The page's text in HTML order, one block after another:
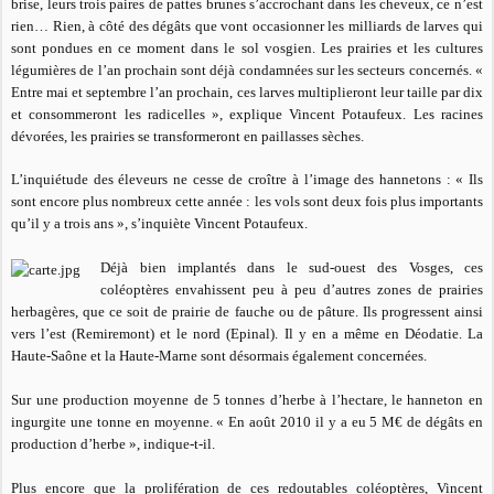
brise, leurs trois paires de pattes brunes s’accrochant dans les cheveux, ce n’est
rien… Rien, à côté des dégâts que vont occasionner les milliards de larves qui
sont pondues en ce moment dans le sol vosgien. Les prairies et les cultures
légumières de l’an prochain sont déjà condamnées sur les secteurs concernés. «
Entre mai et septembre l’an prochain, ces larves multiplieront leur taille par dix
et consommeront les radicelles », explique Vincent Potaufeux. Les racines
dévorées, les prairies se transformeront en paillasses sèches.
L’inquiétude des éleveurs ne cesse de croître à l’image des hannetons : « Ils
sont encore plus nombreux cette année : les vols sont deux fois plus importants
qu’il y a trois ans », s’inquiète Vincent Potaufeux.
Déjà bien implantés dans le sud-ouest des Vosges, ces
coléoptères envahissent peu à peu d’autres zones de prairies
herbagères, que ce soit de prairie de fauche ou de pâture. Ils progressent ainsi
vers l’est (Remiremont) et le nord (Epinal). Il y en a même en Déodatie. La
Haute-Saône et la Haute-Marne sont désormais également concernées.
Sur une production moyenne de 5 tonnes d’herbe à l’hectare, le hanneton en
ingurgite une tonne en moyenne. « En août 2010 il y a eu 5 M€ de dégâts en
production d’herbe », indique-t-il.
Plus encore que la prolifération de ces redoutables coléoptères, Vincent